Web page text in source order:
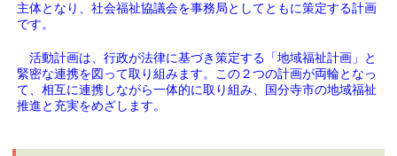
主体となり、社会福祉協議会を事務局としてともに策定する計画
です。
活動計画は、行政が法律に基づき策定する「地域福祉計画」と
緊密な連携を図って取り組みます。この２つの計画が両輪となっ
て、相互に連携しながら一体的に取り組み、国分寺市の地域福祉
推進と充実をめざします。